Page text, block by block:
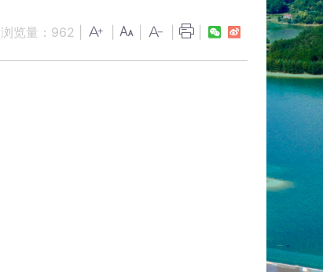
浏览量： 962